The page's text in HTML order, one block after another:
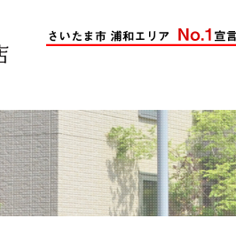
売却活動
購入されたお客様の声